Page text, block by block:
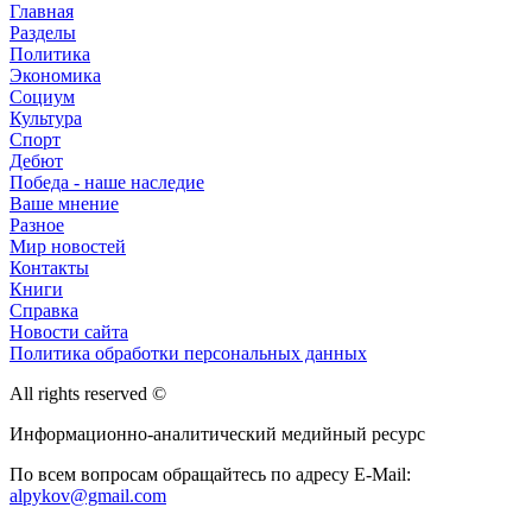
Главная
Разделы
Политика
Экономика
Социум
Культура
Спорт
Дебют
Победа - наше наследие
Ваше мнение
Разное
Мир новостей
Контакты
Книги
Справка
Новости сайта
Политика обработки персональных данных
All rights reserved ©
Информационно-аналитический медийный ресурс
По всем вопросам обращайтесь по адресу E-Mail:
alpykov@gmail.com